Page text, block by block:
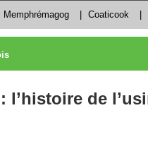
Memphrémagog Coaticook
l’histoire de